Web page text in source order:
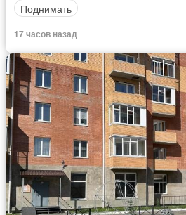
Поднимать
17 часов назад